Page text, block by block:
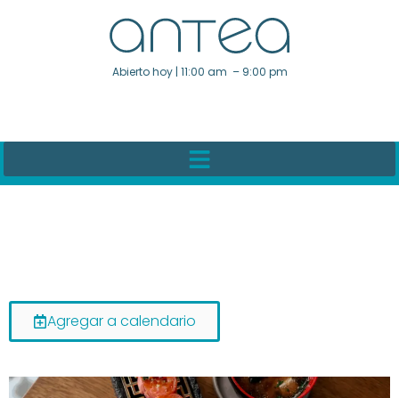
Abierto hoy | 11:00 am – 9:00 pm
Agregar a calendario